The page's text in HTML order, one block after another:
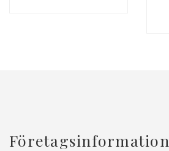
Företagsinformation